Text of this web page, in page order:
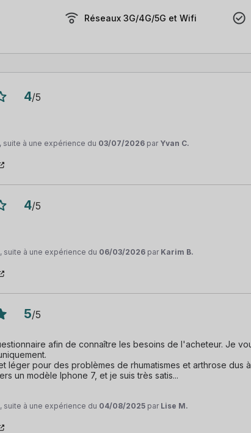
Réseaux 3G/4G/5G et Wifi
4/5
, suite à une expérience du 03/07/2026 par Yvan C.
4/5
, suite à une expérience du 06/03/2026 par Karim B.
5/5
afin de connaître les besoins de l'acheteur. Je
léger pour des problèmes de rhumatismes et arthrose dus
un modèle Iphone 7, et je suis très satis...
, suite à une expérience du 04/08/2025 par Lise M.